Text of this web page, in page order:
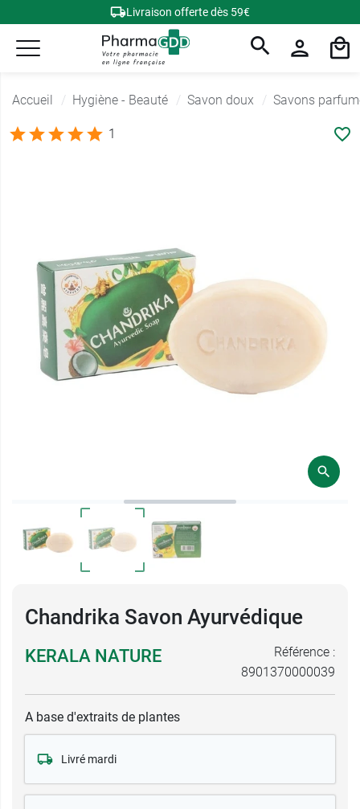
Livraison offerte dès 59€
Accueil Hygiène - Beauté Savon doux Savons
1
Chandrika Savon Ayurvédique
KERALA NATURE
Référence :
8901370000039
A base d'extraits de plantes
Livré mardi